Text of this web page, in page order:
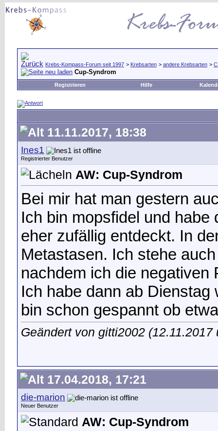
Krebs-Kompass-Forum seit 1997 > Krebsarten > andere Krebsarten >
Cup-Syndrom
Registrieren Hilfe
11.11.2017, 18:38
Ines1
Registrierter Benutzer
AW: Cup-Syndrom
Bei mir hat man gestern
Ich bin mopsfidel und
eher zufällig entdeckt. In
Metastasen. Ich stehe
nachdem ich die negativen
Ich habe dann ab
bin schon gespannt ob
Geändert von gitti2002
17.04.2018, 17:21
die-marion
Neuer Benutzer
AW: Cup-Syndrom